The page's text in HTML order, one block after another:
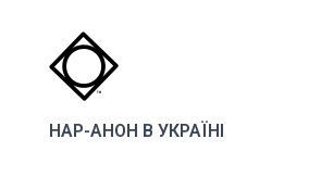
НАР-АНОН В УКРАЇНІ